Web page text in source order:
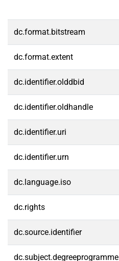
dc.format.bitstream
dc.format.extent
dc.identifier.olddbid
dc.identifier.oldhandle
dc.identifier.uri
dc.identifier.urn
dc.language.iso
dc.rights
dc.source.identifier
dc.subject.degreeprogramme